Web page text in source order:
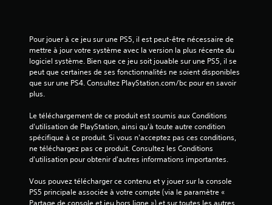
a
v
i
s
)
Pour jouer à ce jeu sur une PS5, il est peut-être nécessaire de
mettre à jour votre système avec la version la plus récente du
logiciel système. Bien que ce jeu soit jouable sur une PS5, il se
peut que certaines de ses fonctionnalités ne soient disponibles
que sur une PS4. Consultez PlayStation.com/bc pour en savoir
plus.
Le téléchargement de ce produit est soumis aux Conditions
d'utilisation de PlayStation, ainsi qu'à toute autre condition
spécifique à ce produit. Si vous n'acceptez pas ces conditions,
ne téléchargez pas ce produit. Consultez les Conditions
d'utilisation pour obtenir d'autres informations importantes.
Vous pouvez télécharger ce contenu et y jouer sur la console
PS5 principale associée à votre compte (via le paramètre «
Partage de console et jeu hors ligne ») et sur toutes les autres